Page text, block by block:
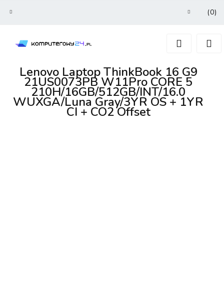
Zarejestruj się
(0)
Lenovo Laptop ThinkBook 16 G9
21US0073PB W11Pro CORE 5
210H/16GB/512GB/INT/16.0
WUXGA/Luna Gray/3YR OS + 1YR
CI + CO2 Offset